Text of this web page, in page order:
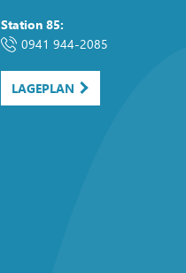
Station 85:
0941 944-2085
LAGEPLAN